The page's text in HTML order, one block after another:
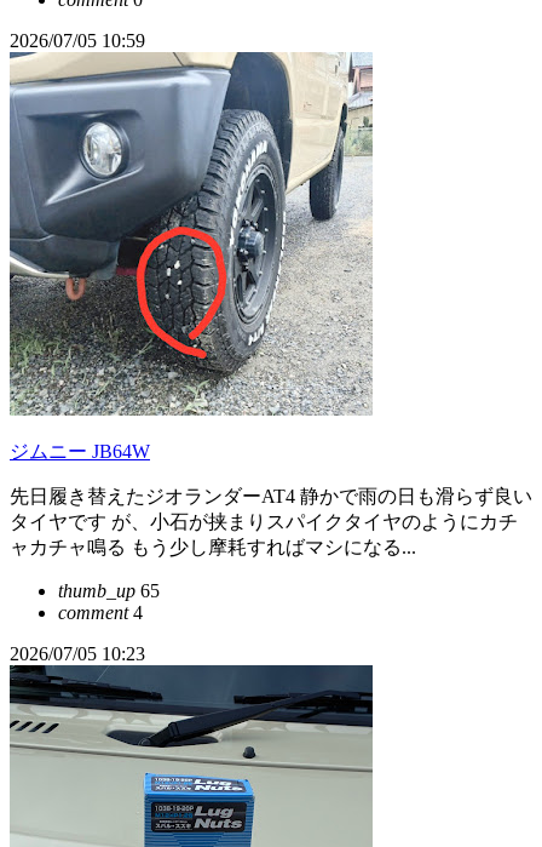
2026/07/05 10:59
ジムニー JB64W
先日履き替えたジオランダーAT4 静かで雨の日も滑らず良い
タイヤです が、小石が挟まりスパイクタイヤのようにカチ
ャカチャ鳴る もう少し摩耗すればマシになる...
thumb_up 65
comment4
2026/07/05 10:23